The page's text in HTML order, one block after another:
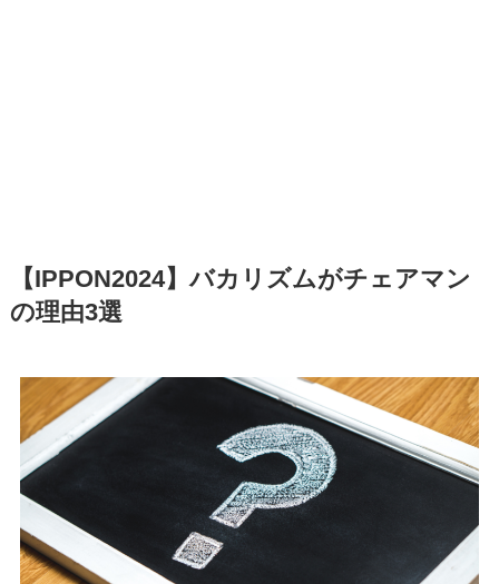
【IPPON2024】バカリズムがチェアマン
の理由3選